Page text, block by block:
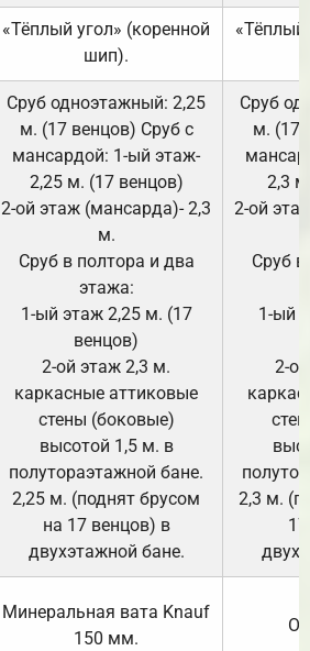
«Тёплый угол» (коренной
шип).
«Тёплый
Сруб одноэтажный: 2,25
м. (17 венцов) Сруб с
мансардой: 1-ый этаж-
2,25 м. (17 венцов)
2-ой этаж (мансарда)- 2,3
м.
Сруб в полтора и два
этажа:
1-ый этаж 2,25 м. (17
венцов)
2-ой этаж 2,3 м.
каркасные аттиковые
стены (боковые)
высотой 1,5 м. в
полутораэтажной бане.
2,25 м. (поднят брусом
на 17 венцов) в
двухэтажной бане.
Сруб
м. (17
2,3
2-ой
Сруб
1-ый
2-
2,3 м.
Минеральная вата Knauf
150 мм.